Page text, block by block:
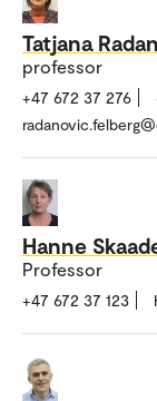
Tatjana
professor
+47 672 37 276
Hanne
Professor
+47 672 37 123